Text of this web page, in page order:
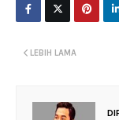
LEBIH LAMA